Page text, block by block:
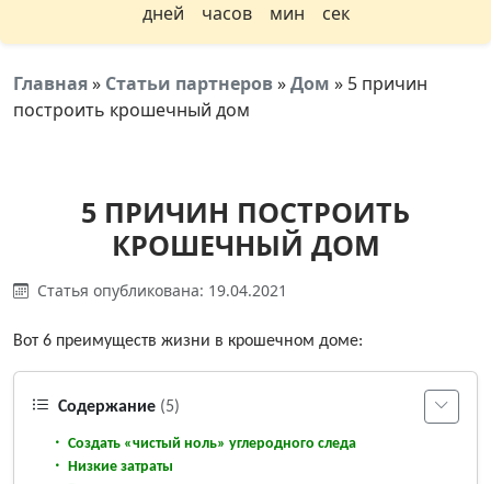
дней часов мин сек
Главная» Статьи партнеров»Дом » 5 причин
построить крошечный дом
5 ПРИЧИН ПОСТРОИТЬ
КРОШЕЧНЫЙ ДОМ
Статья опубликована: 19.04.2021
Вот 6 преимуществ жизни в крошечном доме:
Содержание (5)
Создать «чистый ноль» углеродного следа
Низкие затраты